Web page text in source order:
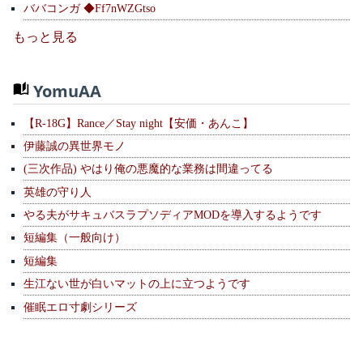
ババコンガ ◆Ff7nWZGtso
もっと見る
YomuAA
【R-18G】Rance／Stay night【安価・あんこ】
伊藤誠の異世界モノ
(三次作品) やはり俺の悪魔的な業務は間違ってる
英雄の守り人
やる夫がサキュバスラプソディアMODを導入するようです
短編集（一般向け）
短編集
生江ない世が白いマットの上に立つようです
催眠エロ寸劇シリーズ